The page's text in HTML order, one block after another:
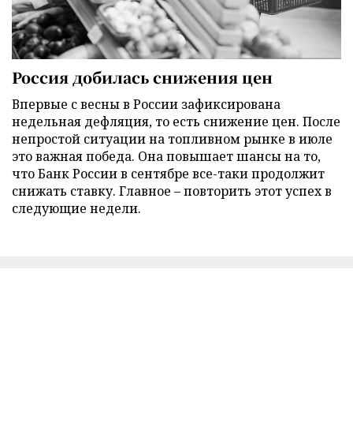
Россия добилась снижения цен
Впервые с весны в России зафиксирована
недельная дефляция, то есть снижение цен. После
непростой ситуации на топливном рынке в июле
это важная победа. Она повышает шансы на то,
что Банк России в сентябре все-таки продолжит
снижать ставку. Главное – повторить этот успех в
следующие недели.